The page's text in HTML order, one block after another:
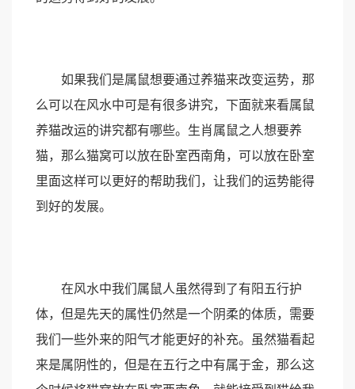
如果我们是属鼠想要通过养猫来改变运势，那
么可以在风水中可是有很多讲究，下面就来看属鼠
养猫改运的讲究都有哪些。生肖属鼠之人想要养
猫，那么猫窝可以放在卧室西南角，可以放在卧室
里面这样可以更好的帮助我们，让我们的运势能得
到好的发展。
在风水中我们属鼠人虽然得到了有阳五行护
体，但是先天的属性仍然是一个阴柔的体质，需要
我们一些外来的阳气才能更好的补充。虽然猫看起
来是属阴性的，但是在五行之中有属于金，那么这